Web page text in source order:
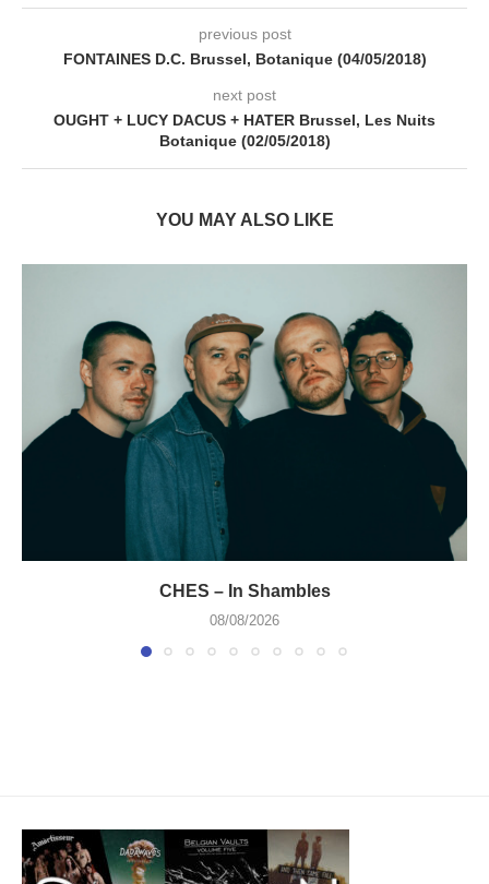
previous post
FONTAINES D.C. Brussel, Botanique (04/05/2018)
next post
OUGHT + LUCY DACUS + HATER Brussel, Les Nuits
Botanique (02/05/2018)
YOU MAY ALSO LIKE
CHES – In Shambles
08/08/2026